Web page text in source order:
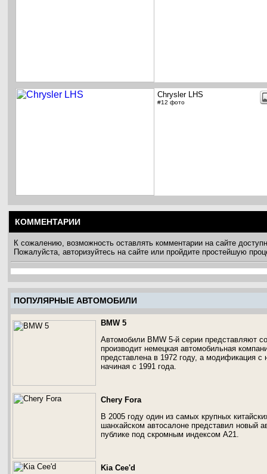
Chrysler LHS
#12 фото
КОММЕНТАРИИ
К сожалению, возможность оставлять комментарии на сайте
Пожалуйста, авторизуйтесь на сайте или пройдите простейшую
ПОПУЛЯРНЫЕ АВТОМОБИЛИ
BMW 5
Автомобили BMW 5-й серии представляют
производит немецкая автомобильная
представлена в 1972 году, а модификация с
начиная с 1991 года.
Chery Fora
В 2005 году один из самых крупных
шанхайском автосалоне представил новый
публике под скромным индексом А21.
Kia Cee'd